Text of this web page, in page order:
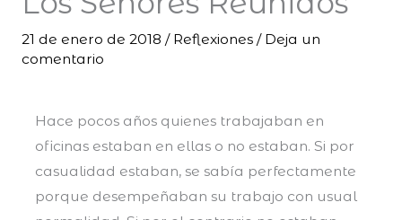
21 de enero de 2018 / Reflexiones/ Deja un
comentario
Hace pocos años quienes trabajaban en
oficinas estaban en ellas o no estaban. Si por
casualidad estaban, se sabía perfectamente
porque desempeñaban su trabajo con usual